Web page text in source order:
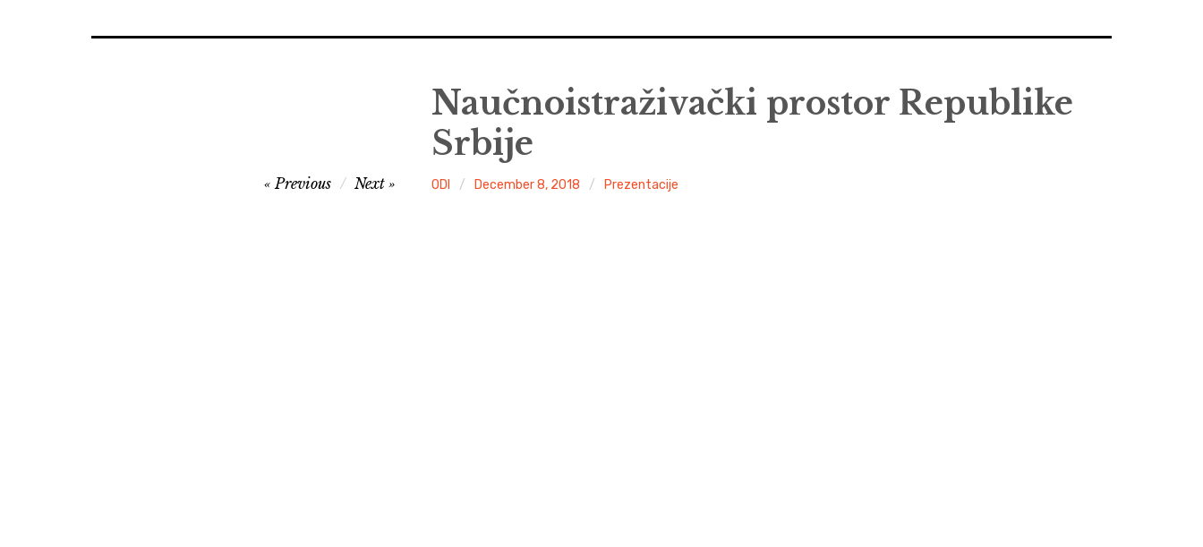
Naučnoistraživački prostor Republike
Srbije
ODI December 8, 2018 Prezentacije
Previous Next